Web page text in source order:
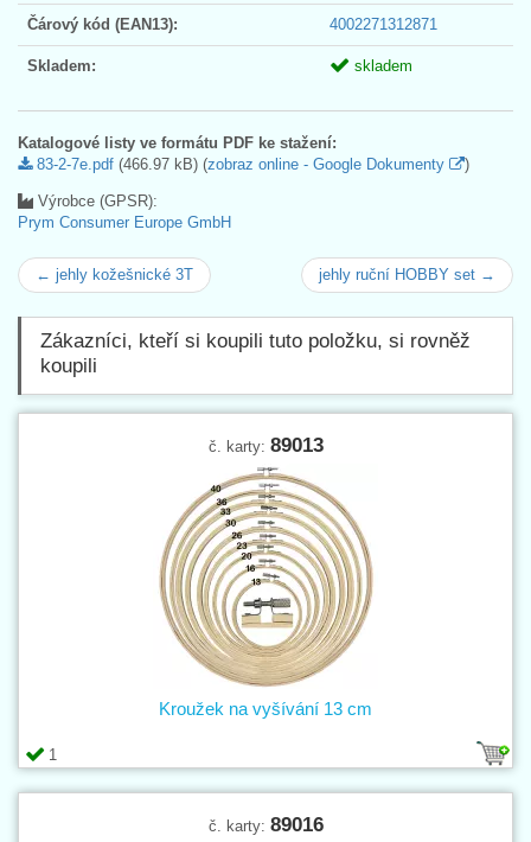
Čárový kód (EAN13): 4002271312871
Skladem: skladem
Katalogové listy ve formátu PDF ke stažení:
83-2-7e.pdf (466.97 kB) (zobraz online - Google Dokumenty )
Výrobce (GPSR):
Prym Consumer Europe GmbH
← jehly kožešnické 3T jehly ruční HOBBY set →
Zákazníci, kteří si koupili tuto položku, si rovněž
koupili
č. karty: 89013
1
Kroužek na vyšívání 13 cm
č. karty: 89016